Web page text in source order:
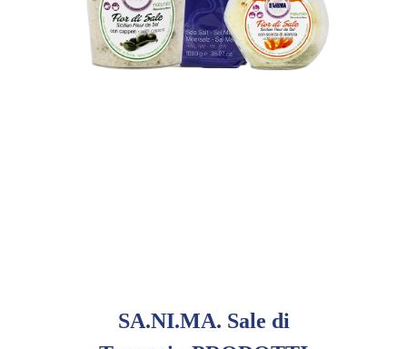
SA.NI.MA. Sale di